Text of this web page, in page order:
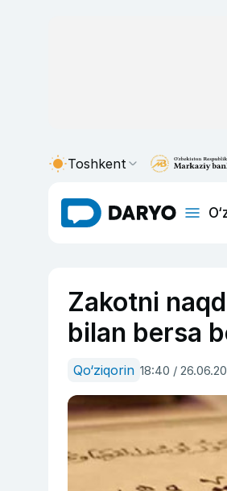
Toshkent
Zakotni
bilan bersa
Qo‘ziqorin 18:40 /